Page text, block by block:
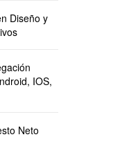
Diseño y
IOS,
Neto